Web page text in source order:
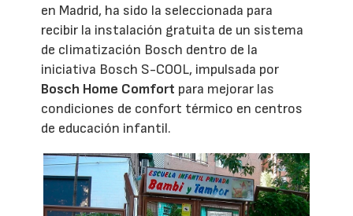
en Madrid, ha sido la seleccionada para
recibir la instalación gratuita de un sistema
de climatización Bosch dentro de la
iniciativa Bosch S-COOL, impulsada por
Bosch Home Comfort para mejorar las
condiciones de confort térmico en centros
de educación infantil.